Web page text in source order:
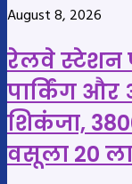
August 8, 2026
रेलवे स्टेशन
पार्किंग और
शिकंजा,
वसूला 20